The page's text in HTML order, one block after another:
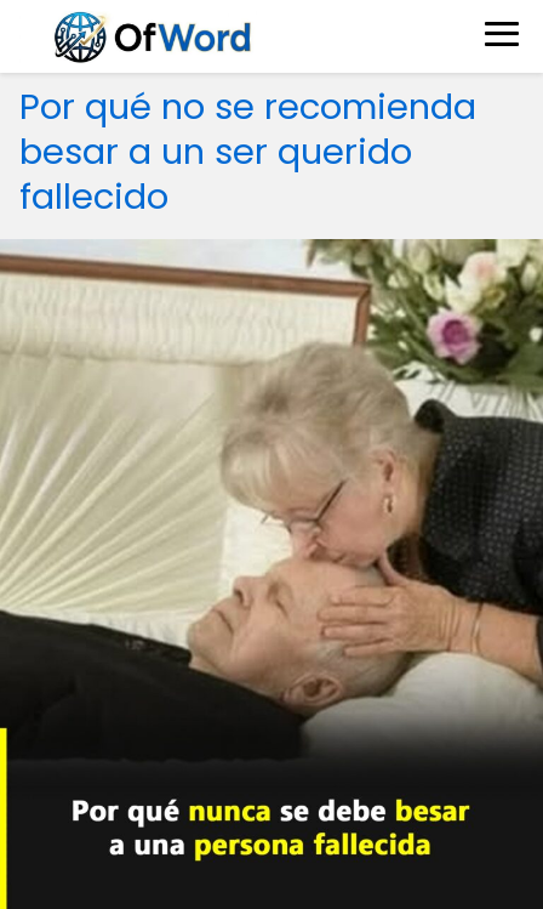
Por qué no se recomienda
besar a un ser querido
fallecido